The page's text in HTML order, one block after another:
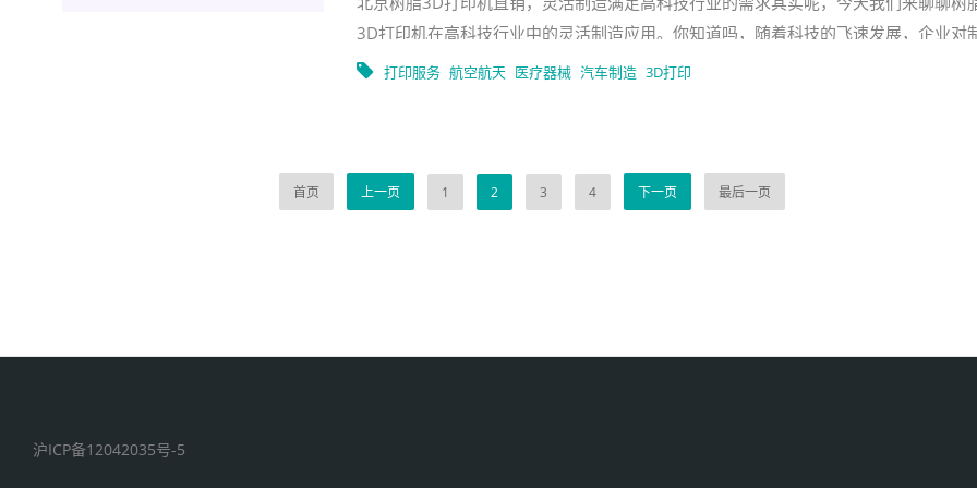
3D打印机在高科技行业中的灵活制造应用。你知道吗，随着科技的飞速发展，企业对
的灵活性和效率要求越来越高，尤其是在医疗器
打印服务 航空航天 医疗器械 汽车制造 3D打印
首页 上一页 1 2 3 4 下一页 最后一页
沪ICP备12042035号-5